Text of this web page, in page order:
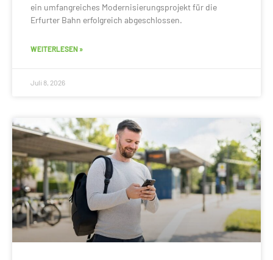
ein umfangreiches Modernisierungsprojekt für die
Erfurter Bahn erfolgreich abgeschlossen.
WEITERLESEN »
Juli 8, 2026